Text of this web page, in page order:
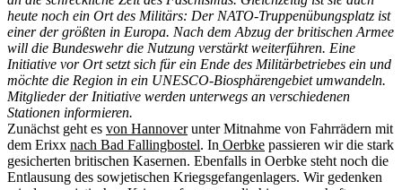
heute noch ein Ort des Militärs: Der NATO-Truppenübungsplatz ist
einer der größten in Europa. Nach dem Abzug der britischen Armee
will die Bundeswehr die Nutzung verstärkt weiterführen. Eine
Initiative vor Ort setzt sich für ein Ende des Militärbetriebes ein und
möchte die Region in ein UNESCO-Biosphärengebiet umwandeln.
Mitglieder der Initiative werden unterwegs an verschiedenen
Stationen informieren.
Zunächst geht es von Hannoverunter Mitnahme von Fahrrädern mit
dem Erixx nach Bad Fallingbostel. In Oerbke passieren wir die stark
gesicherten britischen Kasernen. Ebenfalls in Oerbke steht noch die
Entlausung des sowjetischen Kriegsgefangenlagers. Wir gedenken